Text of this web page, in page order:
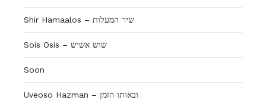
Shir Hamaalos – שיר המעלות
Sois Osis – שוש אשיש
Soon
Uveoso Hazman – ובאותו הזמן